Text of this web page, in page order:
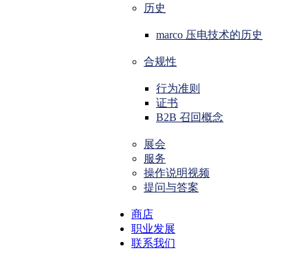
历史
marco 压电技术的历史
合规性
行为准则
证书
B2B 召回概念
展会
服务
操作说明视频
提问与答案
商店
职业发展
联系我们